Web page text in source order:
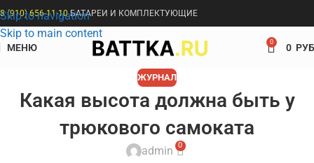
Skip to navigation
Skip to main content
8 (910) 656-11-10БАТАРЕИ И КОМПЛЕКТУЮЩИЕ
МЕНЮ 0 0
ЖУРНАЛ
Какая высота должна быть у
трюкового самоката
admin 0